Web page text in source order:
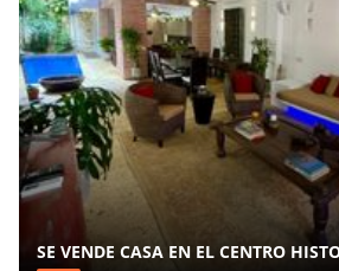
SE VENDE CASA EN EL CENTRO